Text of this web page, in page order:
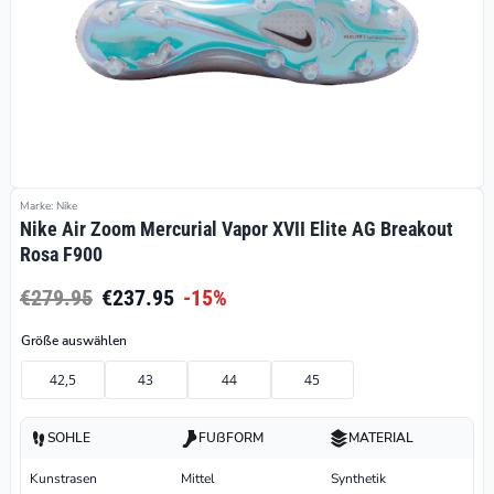
Marke: Nike
Nike Air Zoom Mercurial Vapor XVII Elite AG Breakout
Rosa F900
€279.95 €237.95 -15%
Größe auswählen
42,5 43 44 45
SOHLE
Kunstrasen
FUßFORM
Mittel
MATERIAL
Synthetik